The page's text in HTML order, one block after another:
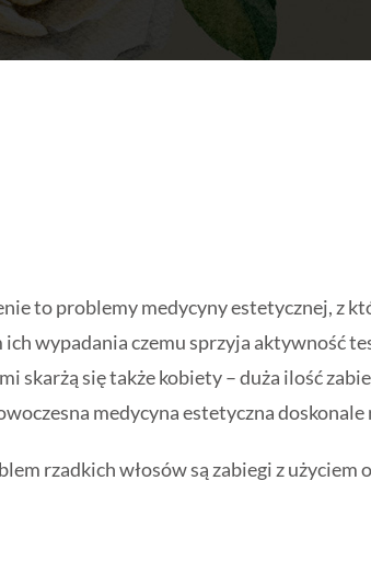
to problemy medycyny estetycznej, z
ich wypadania czemu sprzyja aktywność
skarżą się także kobiety – duża ilość
medycyna estetyczna
rzadkich włosów są zabiegi z użyciem